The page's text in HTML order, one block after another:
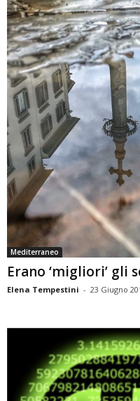
Mediterraneo
Erano ‘migliori’ gli
Elena Tempestini - 23 Giugno